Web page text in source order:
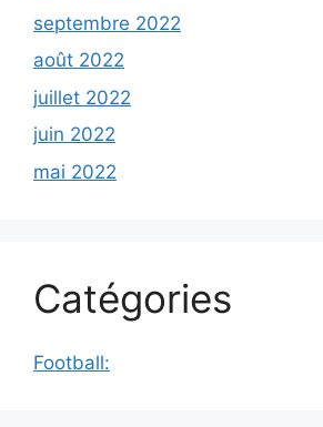
septembre 2022
août 2022
juillet 2022
juin 2022
mai 2022
Catégories
Football: